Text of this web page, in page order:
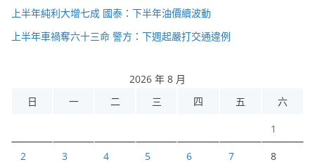
上半年純利大增七成 國泰：下半年油價續波動
上半年車禍奪六十三命 警方：下週起嚴打交通違例
2026 年 8 月
日
一 二 三 四 五 六
1
2 3 4 5 6 7 8